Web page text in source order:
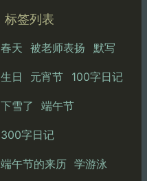
标签列表
春天 被老师表扬 默写
生日 元宵节 100字日记
下雪了 端午节
300字日记
端午节的来历 学游泳